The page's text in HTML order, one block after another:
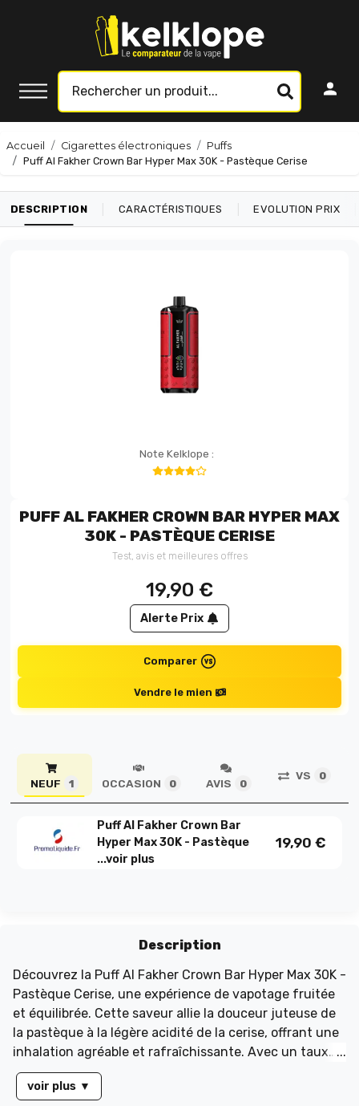
Accueil Cigarettes électroniques
Puffs
Puff Al Fakher Crown Bar Hyper Max 30K - Pastèque Cerise
DESCRIPTION CARACTÉRISTIQUES EVOLUTION PRIX
Note Kelklope :
PUFF AL FAKHER CROWN BAR HYPER MAX
30K - PASTÈQUE CERISE
Test, avis et meilleures offres
19,90 €
Alerte Prix
Comparer
Vendre le mien
NEUF 1 OCCASION 0 AVIS 0
VS 0
Puff Al Fakher Crown Bar
Hyper Max 30K - Pastèque
...voir plus
19,90 €
Description
Découvrez la Puff Al Fakher Crown Bar Hyper Max 30K -
Pastèque Cerise, une expérience de vapotage fruitée
et équilibrée. Cette saveur allie la douceur juteuse de
la pastèque à la légère acidité de la cerise, offrant une
inhalation agréable et rafraîchissante. Avec un taux
de nicotine de 6 mg/ml en sels de nicotine, chaque
bouffée est douce et constante. Sa batterie
voir plus ▼